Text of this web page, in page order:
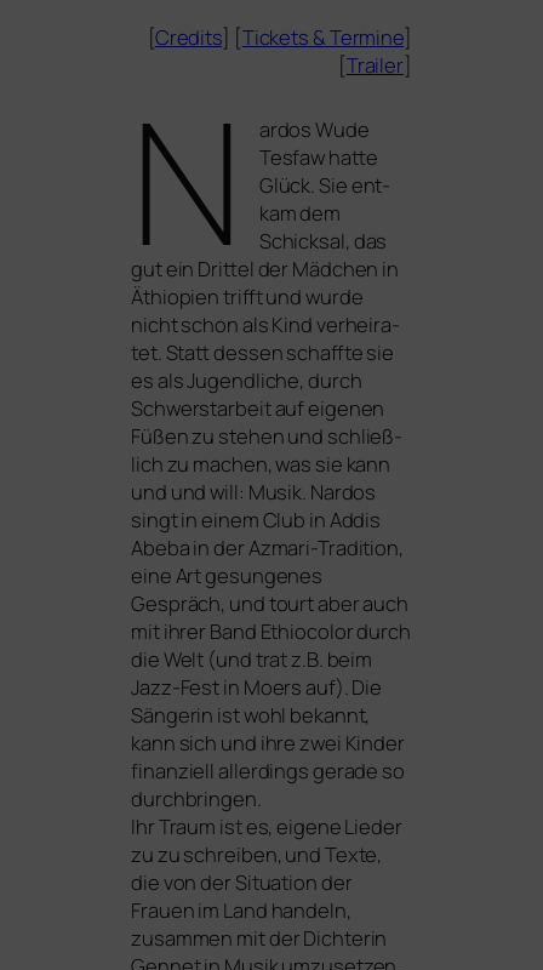
[Credits] [Tickets &Termine]
[Trailer]
N
ardos Wude
Tesfaw hat­te
Glück. Sie ent­
kam dem
Schicksal, das
gut ein Drittel der Mädchen in
Äthiopien trifft und wur­de
nicht schon als Kind ver­hei­ra­
tet. Statt des­sen schaff­te sie
es als Jugendliche, durch
Schwerstarbeit auf eige­nen
Füßen zu ste­hen und schließ­
lich zu machen, was sie kann
und und will: Musik. Nardos
singt in einem Club in Addis
Abeba in der Azmari-Tradition,
eine Art gesun­ge­nes
Gespräch, und tourt aber auch
mit ihrer Band Ethiocolor durch
die Welt (und trat z.B. beim
Jazz-Fest in Moers auf). Die
Sängerin ist wohl bekannt,
kann sich und ihre zwei Kinder
finan­zi­ell aller­dings gera­de so
durch­brin­gen.
Ihr Traum ist es, eige­ne Lieder
zu zu schrei­ben, und Texte,
die von der Situation der
Frauen im Land han­deln,
zusam­men mit der Dichterin